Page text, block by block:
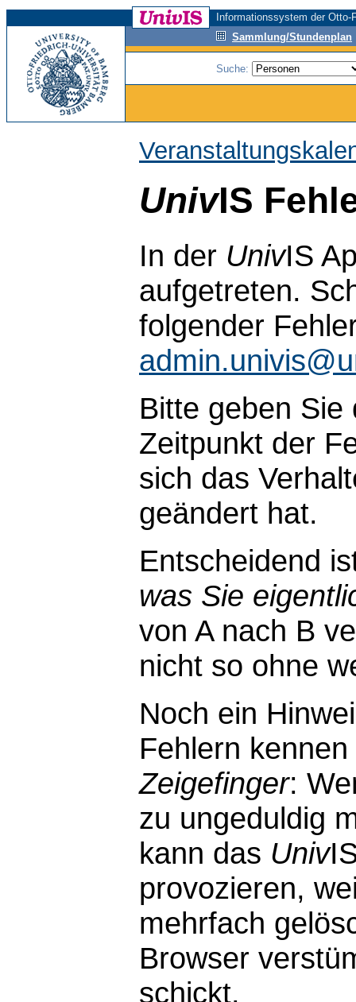
Informationssystem der
Sammlung/Stundenplan
Suche:
UnivIS
In der UnivIS
aufgetreten.
folgender
Bitte geben
Zeitpunkt der
sich das
geändert hat.
Entscheidend
was Sie
von A nach B
nicht so ohne
Noch ein
Fehlern
Zeigefinger:
zu ungeduldig
kann das Univ
provozieren,
mehrfach
Browser
schickt.